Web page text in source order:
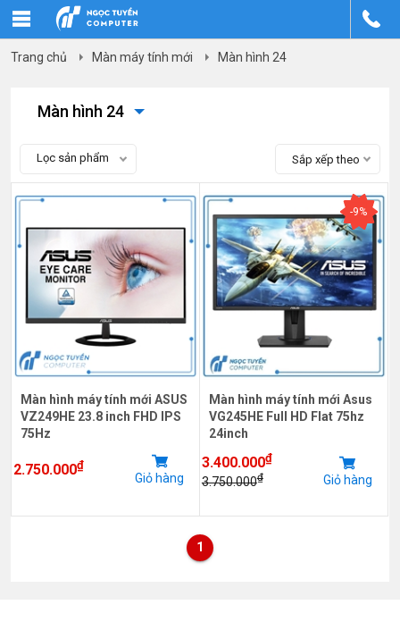
Trang chủ Màn máy tính mới Màn hình 24
Màn hình 24
Lọc sản phẩm Sắp xếp theo
Màn hình máy tính mới ASUS
VZ249HE 23.8 inch FHD IPS
75Hz
2.750.000₫
Giỏ hàng
-9%
Màn hình máy tính mới Asus
VG245HE Full HD Flat 75hz
24inch
3.400.000₫
3.750.000₫ Giỏ hàng
1